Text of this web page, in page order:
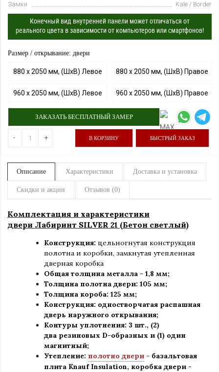
Замки
Kale / Border
Конечный вид внутренней панели может отличаться от
реального цвета в зависимости от компьютеров или смартфонов!
Размер / открывание: двери
880 х 2050 мм, (ШхВ) Левое 880 х 2050 мм, (ШхВ) Правое
960 х 2050 мм, (ШхВ) Левое 960 х 2050 мм, (ШхВ) Правое
ЗАКАЗАТЬ БЕСПЛАТНЫЙ ЗАМЕР
- + В КОРЗИНУ БЫСТРЫЙ ЗАКАЗ
Описание Характеристики Доставка и установка
Скидки и акции Отзывов (0)
Комплектация и характеристики
двери Лабиринт SILVER 21 (Бетон светлый)
Конструкция: цельногнутая конструкция
полотна и коробки, замкнутая утепленная
дверная коробка
Общая толщина металла - 1,8 мм;
Толщина полотна двери: 105 мм;
Толщина короба: 125 мм;
Конструкция: одностворчатая распашная
дверь наружного открывания;
Контуры уплотнения: 3 шт., (2)
два резиновых D-образных и (1) один
магнитный;
Утепление: полотно двери - базальтовая
плита Knauf Insulation, коробка двери -